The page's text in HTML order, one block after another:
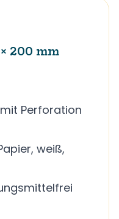
200 mm
Perforation
weiß,